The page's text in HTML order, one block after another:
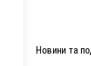
Новини та